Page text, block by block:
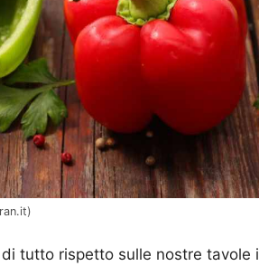
tutto rispetto sulle nostre tavole i